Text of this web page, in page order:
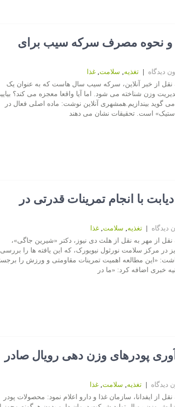
و نحوه مصرف سرکه سیب برای
دیدگاه تغذیه, سلامت, غذا
نقل از خبر آنلاین، سرکه سیب سال هاست که به عنوان یک
وزن شناخته می شود. اما آیا واقعا معجزه می کند؟
گوید بیندازیم.همشهری آنلاین نوشت: ماده اصلی فعال در
است. تحقیقات نشان می دهند
با انجام تمرینات قدرتی در
دیدگاه تغذیه, سلامت, غذا
از مهر به نقل از هلث دی نیوز، دکتر «شیرین جاگی»،
مرکز سلامت نورثول نیویورک، که این یافته ها را بررسی
«این مطالعه اهمیت تمرینات مقاومتی و ورزش را
خبری اضافه کرد: «ما در
پودرهای وزن دهی رویال صادر
دیدگاه تغذیه, سلامت, غذا
از ایفدانا، سازمان غذا و دارو اعلام نمود: محصولات پودر